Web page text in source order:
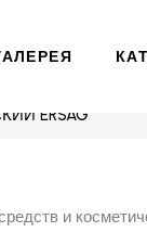
ERSAG
и